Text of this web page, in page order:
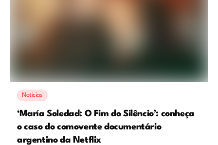
Notícias
‘María Soledad: O Fim do Silêncio’: conheça
o caso do comovente documentário
argentino da Netflix